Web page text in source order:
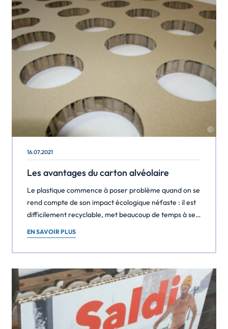
16.07.2021
Les avantages du carton alvéolaire
Le plastique commence à poser problème quand on se
rend compte de son impact écologique néfaste : il est
difficilement recyclable, met beaucoup de temps à se
de déchets. De plus en plus le plastique voit son image
détériorée, notre besoin de changement vers une
EN SAVOIR PLUS